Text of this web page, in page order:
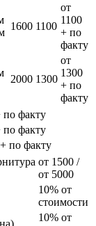
1600 1100
от
1100
+ по
факту
2000 1300
от
1300
+ по
факту
по факту
по факту
по факту
от 1500 /
от 5000
10% от
стоимости
10% от